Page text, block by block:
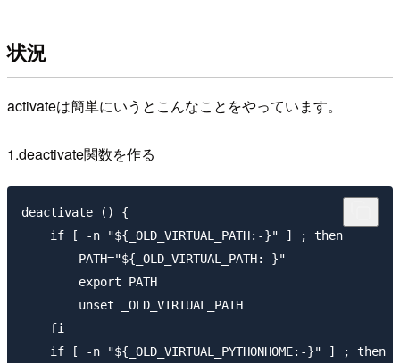
状況
activateは簡単にいうとこんなことをやっています。
1.deactivate関数を作る
deactivate () {
    if [ -n "${_OLD_VIRTUAL_PATH:-}" ] ; then
        PATH="${_OLD_VIRTUAL_PATH:-}"
        export PATH
        unset _OLD_VIRTUAL_PATH
    fi
    if [ -n "${_OLD_VIRTUAL_PYTHONHOME:-}" ] ; then